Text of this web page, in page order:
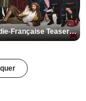
De la Comédie-Française Teaser VF